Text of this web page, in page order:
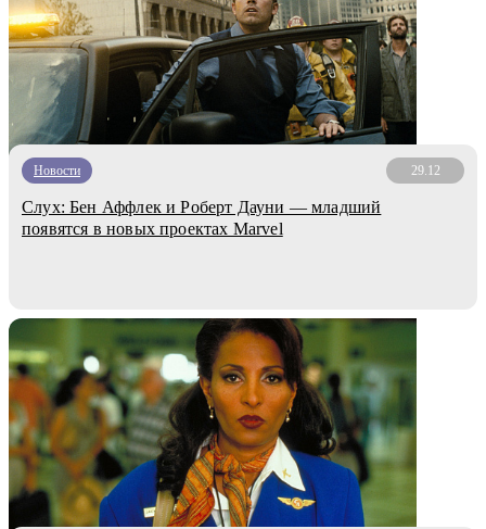
Новости 29.12
Слух: Бен Аффлек и Роберт Дауни — младший
появятся в новых проектах Marvel